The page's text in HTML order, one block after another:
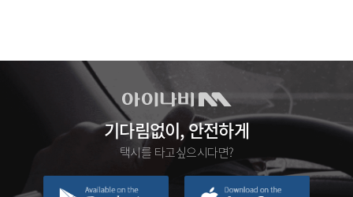
기다림없이, 안전하게
택시를 타고싶으시다면?